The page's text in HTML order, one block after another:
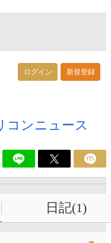
ログイン 新規登録
コンニュース
日記(1)